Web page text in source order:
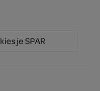
kies je SPAR